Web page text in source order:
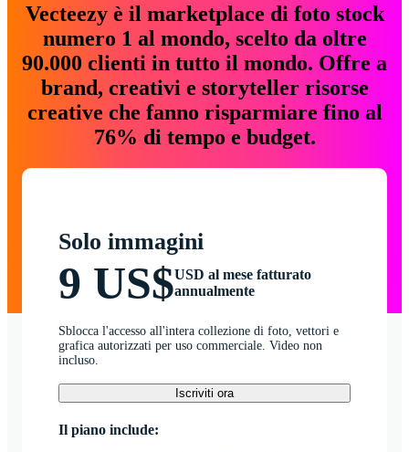
Vecteezy è il marketplace di foto stock
numero 1 al mondo, scelto da oltre
90.000 clienti in tutto il mondo. Offre a
brand, creativi e storyteller risorse
creative che fanno risparmiare fino al
76% di tempo e budget.
Solo immagini
9 US$USD al mese fatturato
annualmente
Sblocca l'accesso all'intera collezione di foto, vettori e
grafica autorizzati per uso commerciale. Video non
incluso.
Iscriviti ora
Il piano include: